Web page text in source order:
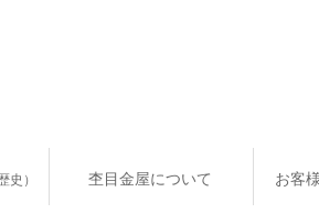
史） 杢目金屋について お客